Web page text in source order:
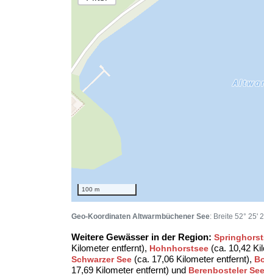
100 m
Geo-Koordinaten Altwarmbüchener See: Breite 52° 25'
Weitere Gewässer in der Region:
Kilometer entfernt), Hohnhorstsee (ca. 10,42
Schwarzer See (ca. 17,06 Kilometer entfernt),
17,69 Kilometer entfernt) und Berenbosteler See